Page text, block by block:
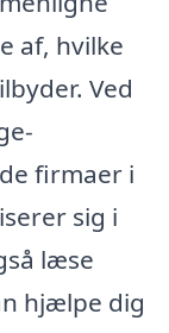
af, hvilke
Ved
firmaer i
sig i
læse
hjælpe dig